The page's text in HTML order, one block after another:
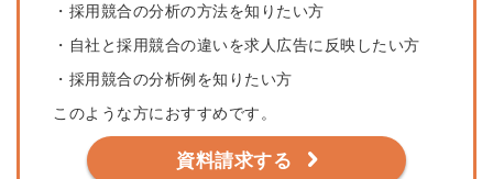
・採用競合の分析の方法を知りたい方
・自社と採用競合の違いを求人広告に反映したい方
・採用競合の分析例を知りたい方
このような方におすすめです。
資料請求する